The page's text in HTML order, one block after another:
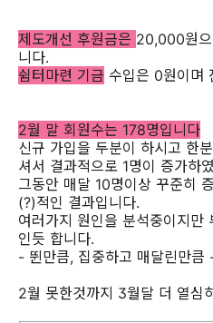
제도개선 후원금은 20,000원
니다.
쉼터마련 기금 수입은 0원이며
2월 말 회원수는 178명입니다
신규 가입을 두분이 하시고 한
셔서 결과적으로 1명이 증가하
그동안 매달 10명이상 꾸준히
(?)적인 결과입니다.
여러가지 원인을 분석중이지만
인듯 합니다.
- 뛴만큼, 집중하고 매달린만큼
2월 못한것까지 3월달 더 열심